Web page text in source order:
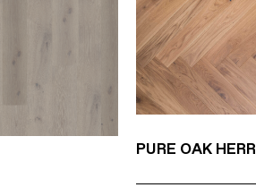
PURE OAK